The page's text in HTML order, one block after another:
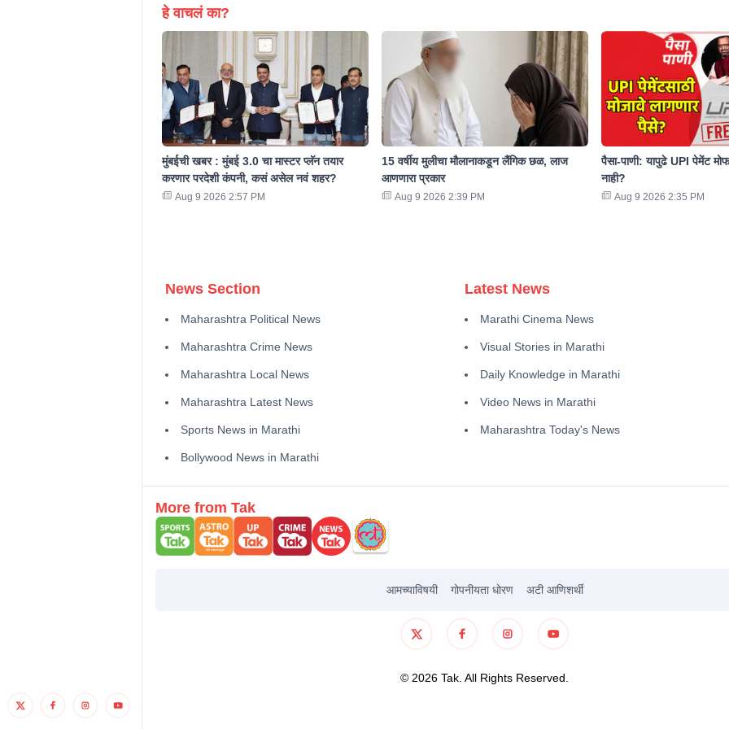
हे वाचलं का?
मुंबईची खबर : मुंबई 3.0 चा मास्टर प्लॅन तयार
करणार परदेशी कंपनी, कसं असेल नवं शहर?
Aug 9 2026 2:57 PM
15 वर्षीय मुलीचा मौलानाकडून लैंगिक छळ, लाज
आणणारा प्रकार
Aug 9 2026 2:39 PM
पैसा-पाणी: यापुढे UPI पेमेंट
नाही?
Aug 9 2026 2:35 PM
News Section
Maharashtra Political News
Maharashtra Crime News
Maharashtra Local News
Maharashtra Latest News
Sports News in Marathi
Bollywood News in Marathi
Latest News
Marathi Cinema News
Visual Stories in Marathi
Daily Knowledge in Marathi
Video News in Marathi
Maharashtra Today's News
More from Tak
आमच्याविषयी गोपनीयता धोरण अटी आणिशर्थी
©2026 Tak. All Rights Reserved.